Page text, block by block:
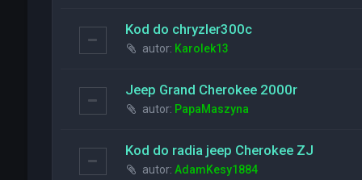
Kod do chryzler300c
autor: Karolek13
Jeep Grand Cherokee 2000r
autor: PapaMaszyna
Kod do radia jeep Cherokee ZJ
autor: AdamKesy1884